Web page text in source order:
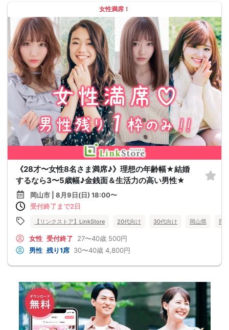
女性満席！
《28才〜女性8名さま満席♪》理想の年齢幅★結婚
するなら3〜5歳幅♪金銭面＆生活力の高い男性★
岡山市 | 8月9日(日) 18:00〜
受付終了まで2日
【リンクストア】LinkStore 20代向け 30代向け 岡山県 岡
女性 受付終了 27〜40歳 500円
男性 残り1席 30〜40歳 4,800円